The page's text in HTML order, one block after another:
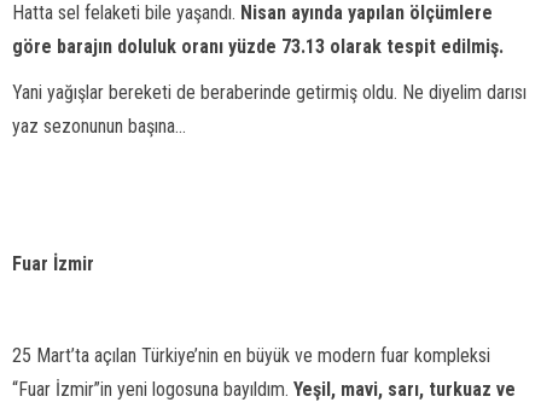
Hatta sel felaketi bile yaşandı. Nisan ayında yapılan ölçümlere
göre barajın doluluk oranı yüzde 73.13 olarak tespit edilmiş.
Yani yağışlar bereketi de beraberinde getirmiş oldu. Ne diyelim darısı
yaz sezonunun başına...
Fuar İzmir
25 Mart’ta açılan Türkiye’nin en büyük ve modern fuar kompleksi
“Fuar İzmir”in yeni logosuna bayıldım. Yeşil, mavi, sarı, turkuaz ve